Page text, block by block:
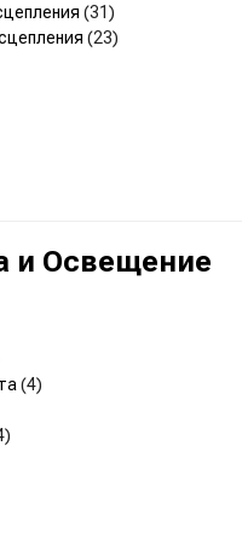
(31)
(23)
и Освещение
(4)